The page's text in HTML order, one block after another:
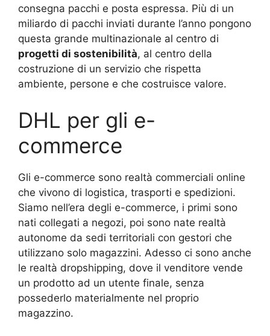
consegna pacchi e posta espressa. Più di un
miliardo di pacchi inviati durante l’anno pongono
questa grande multinazionale al centro di
progetti di sostenibilità, al centro della
costruzione di un servizio che rispetta
ambiente, persone e che costruisce valore.
DHL per gli e-
commerce
Gli e-commerce sono realtà commerciali online
che vivono di logistica, trasporti e spedizioni.
Siamo nell’era degli e-commerce, i primi sono
nati collegati a negozi, poi sono nate realtà
autonome da sedi territoriali con gestori che
utilizzano solo magazzini. Adesso ci sono anche
le realtà dropshipping, dove il venditore vende
un prodotto ad un utente finale, senza
possederlo materialmente nel proprio
magazzino.